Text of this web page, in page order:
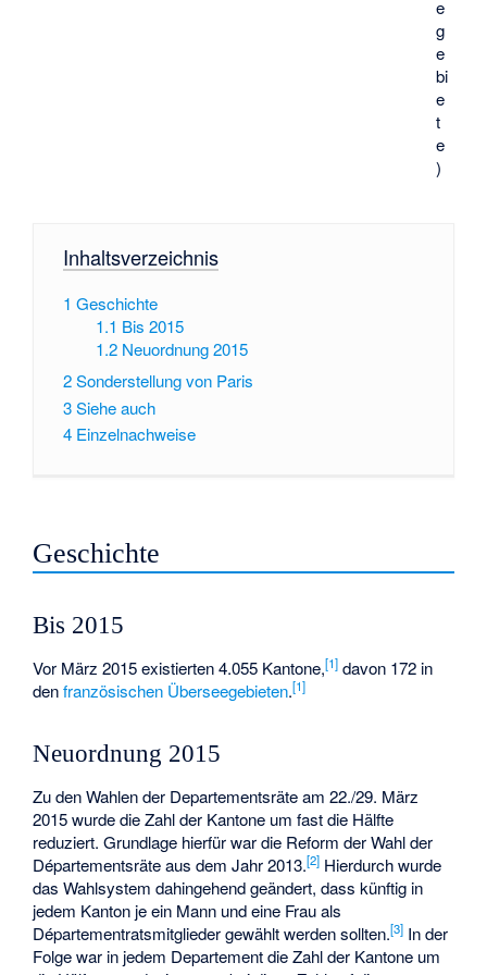
e
g
e
bi
e
t
e
)
Inhaltsverzeichnis
1 Geschichte
1.1 Bis 2015
1.2 Neuordnung 2015
2Sonderstellung von Paris
3Siehe auch
4 Einzelnachweise
Geschichte
Bis 2015
Vor März 2015 existierten4.055 Kantone,[1] davon 172 in
denfranzösischen Überseegebieten.[1]
Neuordnung 2015
Zu den Wahlen der Departementsräte am 22./29. März
2015 wurde die Zahl der Kantone um fast die Hälfte
reduziert. Grundlage hierfür war die Reform der Wahl der
Départementsräte aus dem Jahr 2013.[2] Hierdurch wurde
das Wahlsystem dahingehend geändert, dass künftig in
jedem Kanton je ein Mann und eine Frau als
Départementratsmitglieder gewählt werden sollten.[3] In der
Folge war in jedem Departement die Zahl der Kantone um